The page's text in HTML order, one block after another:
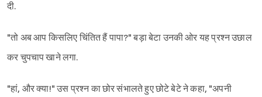
दी.
"तो अब आप किसलिए चिंतित हैं पापा?" बड़ा बेटा उनकी ओर यह प्रश्न उछाल
कर चुपचाप खाने लगा.
"हां, और क्या!" उस प्रश्न का छोर संभालते हुए छोटे बेटे ने कहा, "अपनी